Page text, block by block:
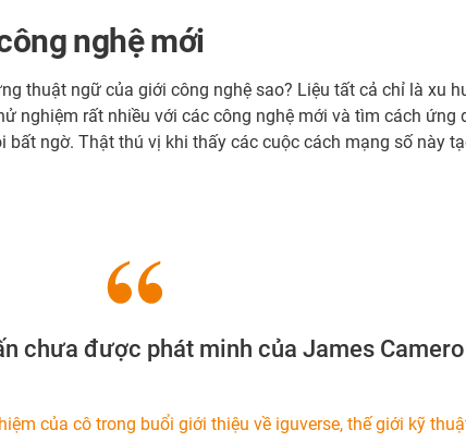
nghệ mới
thuật ngữ của giới công nghệ sao? Liệu tất cả chỉ là xu
rất nhiều với các công nghệ mới và tìm cách ứng
ngờ. Thật thú vị khi thấy các cuộc cách mạng số này
chưa được phát minh của James
của cô trong buổi giới thiệu về iguverse, thế giới kỹ